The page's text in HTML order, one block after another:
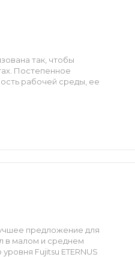
так, чтобы
Постепенное
рабочей среды, ее
предложение для
в малом и среднем
Fujitsu ETERNUS